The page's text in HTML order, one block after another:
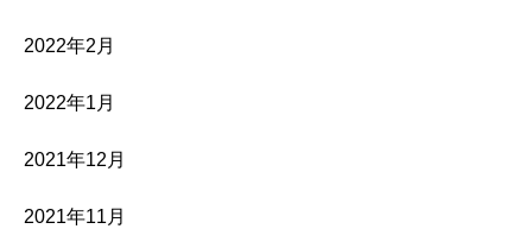
2022年2月
2022年1月
2021年12月
2021年11月